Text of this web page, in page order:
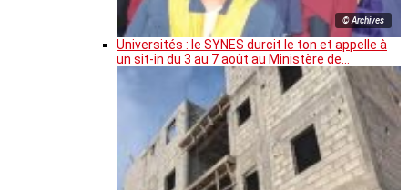
© Archives
Universités : le SYNES durcit le ton et appelle à
un sit-in du 3 au 7 août au Ministère de…